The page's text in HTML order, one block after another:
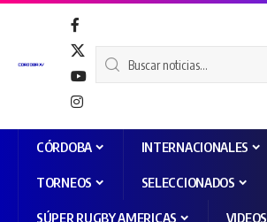
CÓRDOBA INTERNACIONALES
TORNEOS SELECCIONADOS
SÚPER RUGBY AMERICAS VIDEOS